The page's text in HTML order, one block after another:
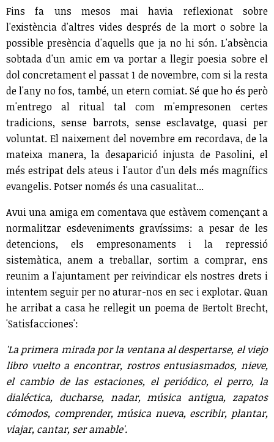
Fins fa uns mesos mai havia reflexionat sobre
l'existència d'altres vides després de la mort o sobre la
possible presència d'aquells que ja no hi són. L'absència
sobtada d'un amic em va portar a llegir poesia sobre el
dol concretament el passat 1 de novembre, com si la resta
de l'any no fos, també, un etern comiat. Sé que ho és però
m'entrego al ritual tal com m'empresonen certes
tradicions, sense barrots, sense esclavatge, quasi per
voluntat. El naixement del novembre em recordava, de la
mateixa manera, la desaparició injusta de Pasolini, el
més estripat dels ateus i l'autor d'un dels més magnífics
evangelis. Potser només és una casualitat...
Avui una amiga em comentava que estàvem començant a
normalitzar esdeveniments gravíssims: a pesar de les
detencions, els empresonaments i la repressió
sistemàtica, anem a treballar, sortim a comprar, ens
reunim a l'ajuntament per reivindicar els nostres drets i
intentem seguir per no aturar-nos en sec i explotar. Quan
he arribat a casa he rellegit un poema de Bertolt Brecht,
'Satisfacciones':
'La primera mirada por la ventana al despertarse, el viejo
libro vuelto a encontrar, rostros entusiasmados, nieve,
el cambio de las estaciones, el periódico, el perro, la
dialéctica, ducharse, nadar, música antigua, zapatos
cómodos, comprender, música nueva, escribir, plantar,
viajar, cantar, ser amable'.